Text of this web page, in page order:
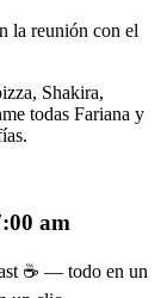
la reunión con el
Shakira,
todas Fariana y
am
☕ — todo en un